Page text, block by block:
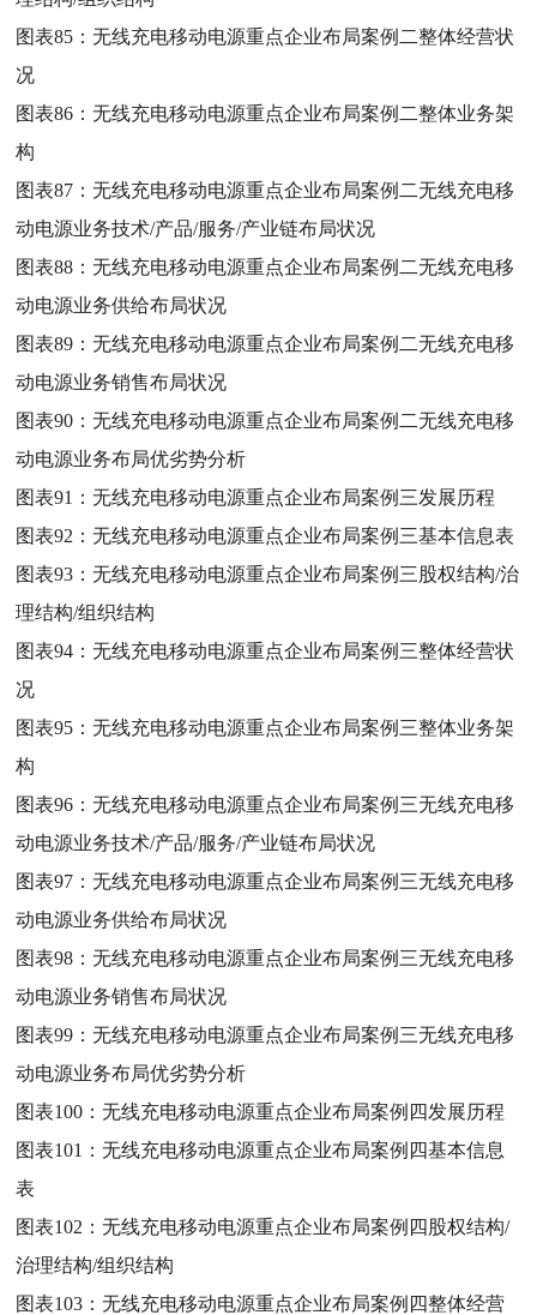
图表85：无线充电移动电源重点企业布局案例二整体经营状
况
图表86：无线充电移动电源重点企业布局案例二整体业务架
构
图表87：无线充电移动电源重点企业布局案例二无线充电移
动电源业务技术/产品/服务/产业链布局状况
图表88：无线充电移动电源重点企业布局案例二无线充电移
动电源业务供给布局状况
图表89：无线充电移动电源重点企业布局案例二无线充电移
动电源业务销售布局状况
图表90：无线充电移动电源重点企业布局案例二无线充电移
动电源业务布局优劣势分析
图表91：无线充电移动电源重点企业布局案例三发展历程
图表92：无线充电移动电源重点企业布局案例三基本信息表
图表93：无线充电移动电源重点企业布局案例三股权结构/治
理结构/组织结构
图表94：无线充电移动电源重点企业布局案例三整体经营状
况
图表95：无线充电移动电源重点企业布局案例三整体业务架
构
图表96：无线充电移动电源重点企业布局案例三无线充电移
动电源业务技术/产品/服务/产业链布局状况
图表97：无线充电移动电源重点企业布局案例三无线充电移
动电源业务供给布局状况
图表98：无线充电移动电源重点企业布局案例三无线充电移
动电源业务销售布局状况
图表99：无线充电移动电源重点企业布局案例三无线充电移
动电源业务布局优劣势分析
图表100：无线充电移动电源重点企业布局案例四发展历程
图表101：无线充电移动电源重点企业布局案例四基本信息
表
图表102：无线充电移动电源重点企业布局案例四股权结构/
治理结构/组织结构
图表103：无线充电移动电源重点企业布局案例四整体经营